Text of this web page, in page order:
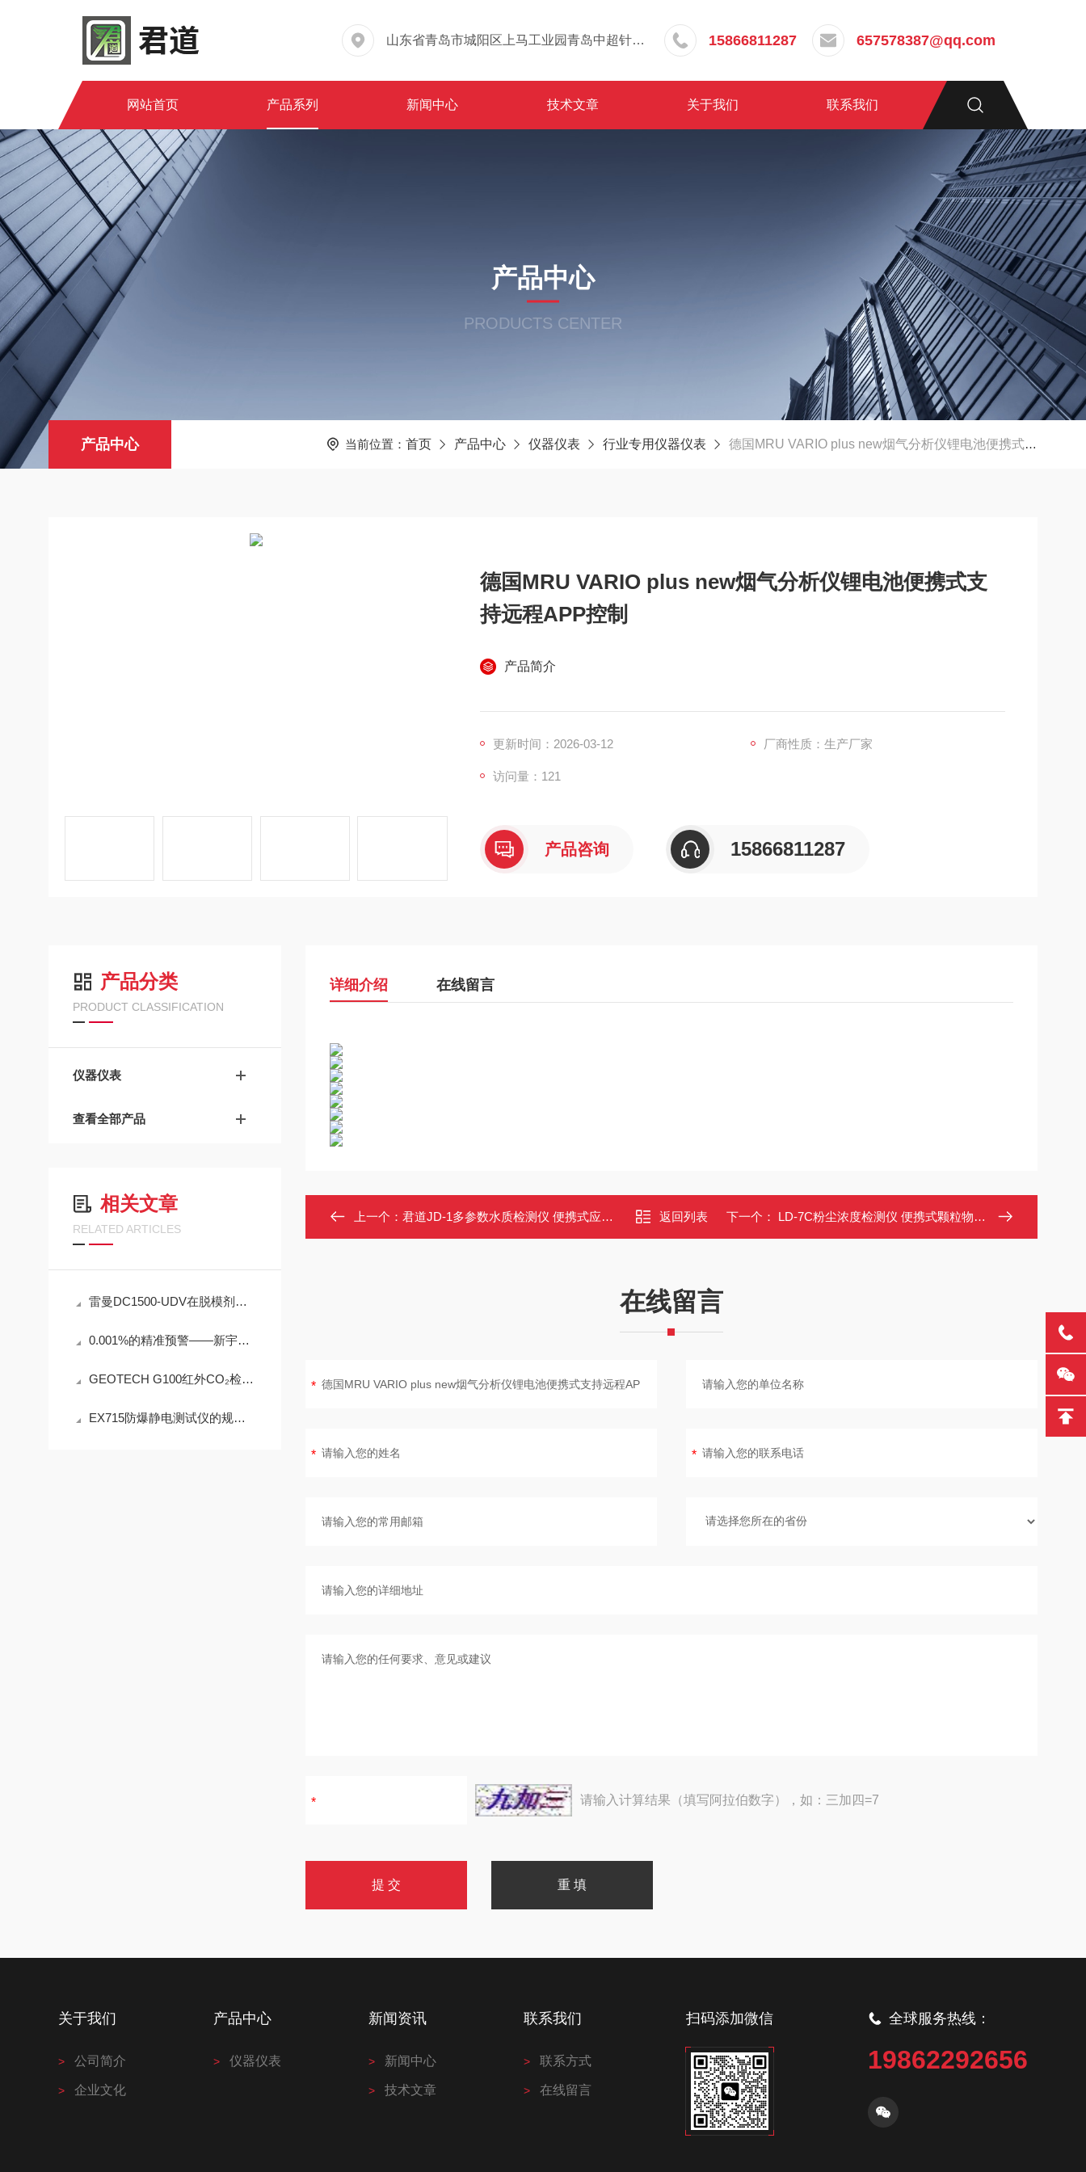
山东省青岛市城阳区上马工业园青岛中超针织有限公司院内东办公楼三层 15866811287 657578387@qq.com
网站首页 产品系列 新闻中心 技术文章 关于我们 联系我们
产品中心
PRODUCTS CENTER
产品中心 当前位置： 首页 产品中心 仪器仪表 行业专用仪器仪表 德国MRU VARIO plus new烟气分析仪锂电池便携式支持远程APP控制
德国MRU VARIO plus new烟气分析仪锂电池便携式支
持远程APP控制
产品简介
更新时间：2026-03-12 厂商性质：生产厂家
访问量：121
产品咨询 15866811287
产品分类
PRODUCT CLASSIFICATION
仪器仪表
查看全部产品
相关文章
RELATED ARTICLES
雷曼DC1500-UDV在脱模剂检测中的工程可靠性设计
0.001%的精准预警——新宇宙COSMOS铁粉浓度计SDM-72守护齿轮箱健康
GEOTECH G100红外CO₂检测仪技术参数
EX715防爆静电测试仪的规范定期维护保养方法分享
详细介绍 在线留言
上一个： 君道JD-1多参数水质检测仪 便携式应急检测箱 浊度余氯氨氮10项检测 返回列表 下一个： LD-7C粉尘浓度检测仪 便携式颗粒物分析 触屏操作 蓝牙打印
在线留言
请输入计算结果（填写阿拉伯数字），如：三加四=7
关于我们
公司简介
企业文化
产品中心
仪器仪表
新闻资讯
新闻中心
技术文章
联系我们
联系方式
在线留言
扫码添加微信 全球服务热线：
19862292656